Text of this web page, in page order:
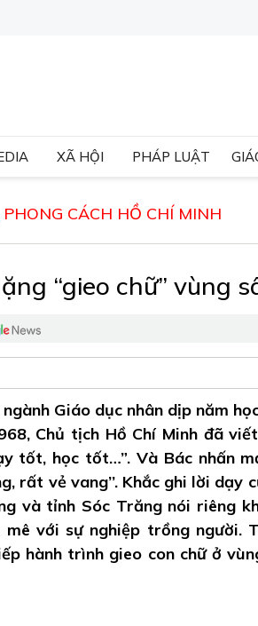
XÃ HỘI PHÁP LUẬT
CÁCH HỒ CHÍ MINH
“gieo chữ” vùng
Giáo dục nhân dịp năm
Chủ tịch Hồ Chí Minh đã
tốt, học tốt…”. Và Bác nhấn
vẻ vang’’. Khắc ghi lời dạy
và tỉnh Sóc Trăng nói riêng
với sự nghiệp trồng người.
hành trình gieo con chữ ở